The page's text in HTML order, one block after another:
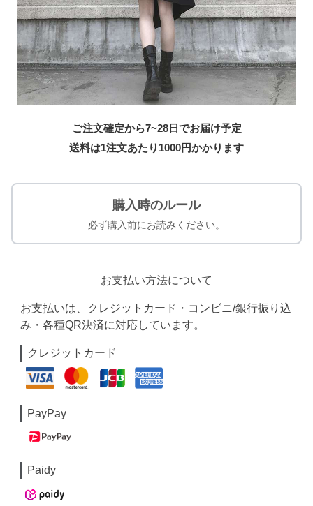
ご注文確定から7~28日でお届け予定
送料は1注文あたり 1000円かかります
購入時のルール
必ず購入前にお読みください。
お支払い方法について
お支払いは、クレジットカード・コンビニ/銀行振り込
み・各種QR決済に対応しています。
クレジットカード
PayPay
Paidy